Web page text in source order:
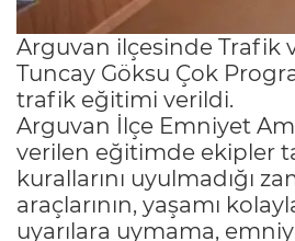
Arguvan ilçesinde Trafik
Tuncay Göksu Çok
trafik eğitimi verildi.
Arguvan İlçe Emniyet
verilen eğitimde ekipler
kurallarını uyulmadığı
araçlarının, yaşamı
uyarılara uymama,